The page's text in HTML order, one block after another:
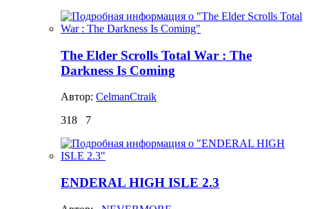
The Elder Scrolls Total War : The
Darkness Is Coming
Автор: CelmanCtraik
318
7
ENDERAL HIGH ISLE 2.3